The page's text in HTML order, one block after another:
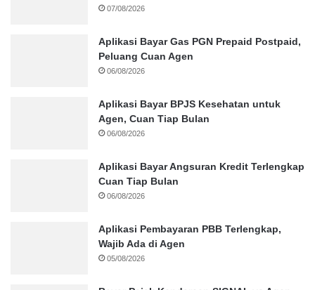
07/08/2026
Aplikasi Bayar Gas PGN Prepaid Postpaid,
Peluang Cuan Agen
06/08/2026
Aplikasi Bayar BPJS Kesehatan untuk
Agen, Cuan Tiap Bulan
06/08/2026
Aplikasi Bayar Angsuran Kredit Terlengkap
Cuan Tiap Bulan
06/08/2026
Aplikasi Pembayaran PBB Terlengkap,
Wajib Ada di Agen
05/08/2026